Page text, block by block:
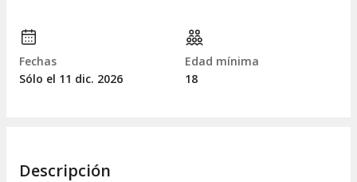
Fechas
Sólo el 11 dic. 2026
Edad mínima
18
Descripción